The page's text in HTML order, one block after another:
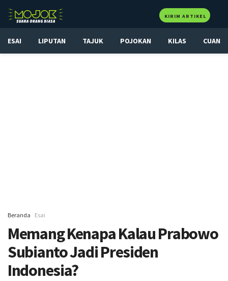
KIRIM ARTIKEL
ESAI LIPUTAN TAJUK POJOKAN KILAS CUAN
Beranda Esai
Memang Kenapa Kalau Prabowo
Subianto Jadi Presiden
Indonesia?